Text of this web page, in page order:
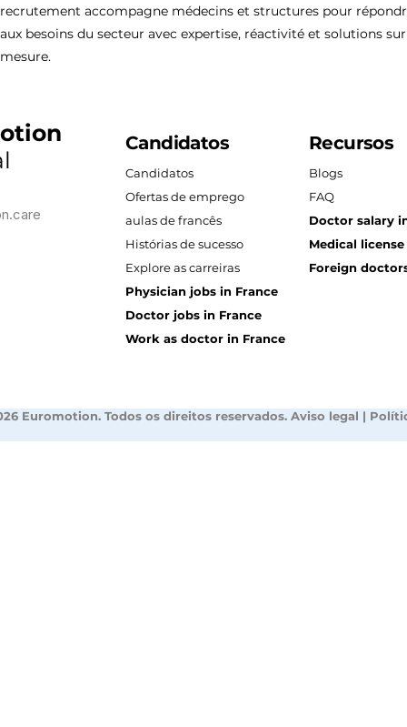
recrutement accompagne médecins et structures pour
aux besoins du secteur avec expertise, réactivité et solutions sur
mesure.
Candidatos
Candidatos
Ofertas de emprego
aulas de francês
Histórias de sucesso
Explore as carreiras
Physician jobs in France
Doctor jobs in France
Work as doctor in France
Recursos
Blogs
FAQ
Doctor salary
Medical
Foreign
Euromotion. Todos os direitos reservados. Aviso legal |